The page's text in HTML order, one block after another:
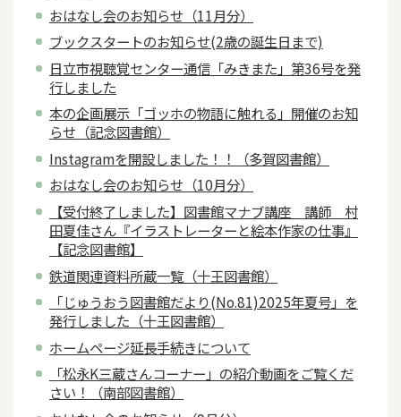
おはなし会のお知らせ（11月分）
ブックスタートのお知らせ(2歳の誕生日まで)
日立市視聴覚センター通信「みきまた」第36号を発
行しました
本の企画展示「ゴッホの物語に触れる」開催のお知
らせ（記念図書館）
Instagramを開設しました！！（多賀図書館）
おはなし会のお知らせ（10月分）
【受付終了しました】図書館マナブ講座 講師 村
田夏佳さん『イラストレーターと絵本作家の仕事』
【記念図書館】
鉄道関連資料所蔵一覧（十王図書館）
「じゅうおう図書館だより(No.81)2025年夏号」を
発行しました（十王図書館）
ホームページ延長手続きについて
「松永K三蔵さんコーナー」の紹介動画をご覧くだ
さい！（南部図書館）